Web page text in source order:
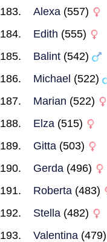
Alexa (557)
Edith (555)
Balint (542)
Michael (522)
Marian (522)
Elza (515)
Gitta (503)
Gerda (496)
Roberta (483)
Stella (482)
Valentina (479)